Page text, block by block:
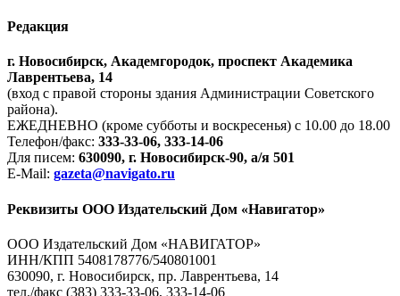
Редакция
г. Новосибирск, Академгородок, проспект Академика
Лаврентьева, 14
(вход с правой стороны здания Администрации Советского
района).
ЕЖЕДНЕВНО (кроме субботы и воскресенья) с 10.00 до 18.00
Телефон/факс: 333-33-06, 333-14-06
Для писем: 630090, г. Новосибирск-90, а/я 501
E-Mail: gazeta@navigato.ru
Реквизиты ООО Издательский Дом «Навигатор»
ООО Издательский Дом «НАВИГАТОР»
ИНН/КПП 5408178776/540801001
630090, г. Новосибирск, пр. Лаврентьева, 14
тел./факс (383) 333-33-06, 333-14-06